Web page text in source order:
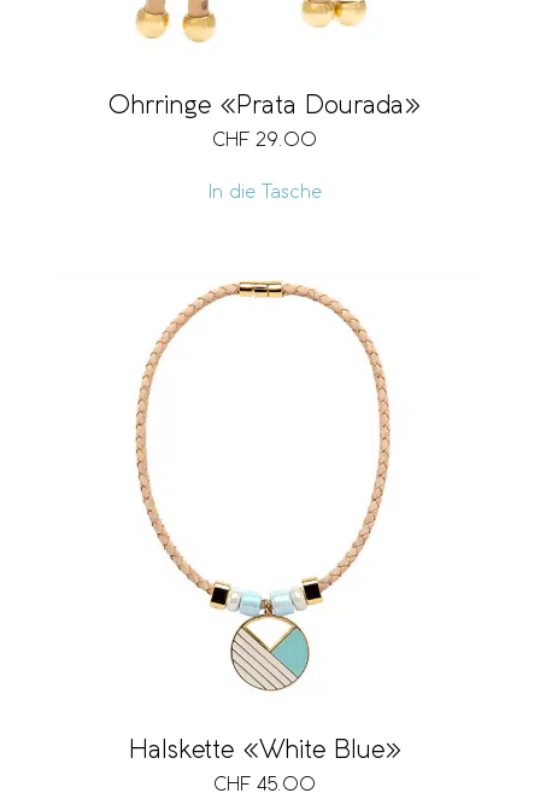
Ohrringe «Prata Dourada»
CHF 29.00
In die Tasche
Halskette «White Blue»
CHF 45.00